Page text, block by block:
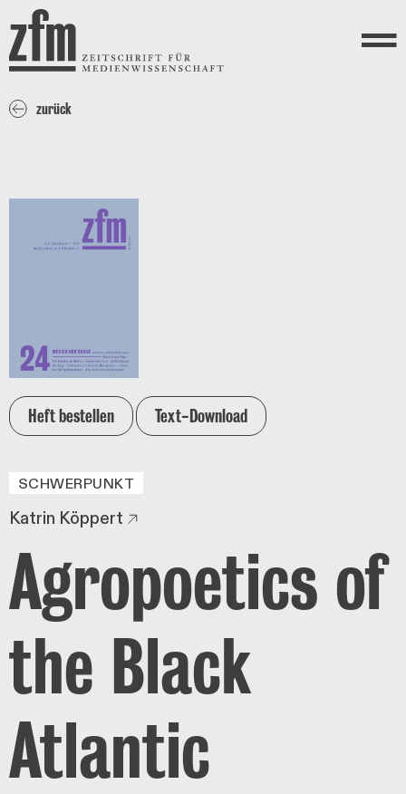
Direkt zum Inhalt
ZEITSCHRIFT FÜR
MEDIENWISSENSCHAFT
Menü
zurück
Heft bestellen Text-Download
SCHWERPUNKT
Katrin Köppert
Agropoetics of
the Black
Atlantic